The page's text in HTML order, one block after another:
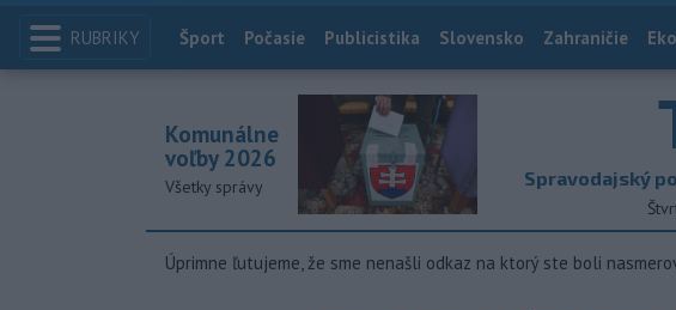
RUBRIKY Index
Šport Počasie Publicistika Slovensko Zahraničie
Spravodajský
Komunálne
voľby 2026
Všetky správy
Úprimne ľutujeme, že sme nenašli odkaz na ktorý ste boli